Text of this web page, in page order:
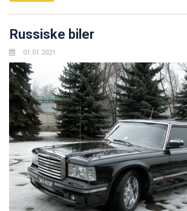
Russiske biler
01.01.2021